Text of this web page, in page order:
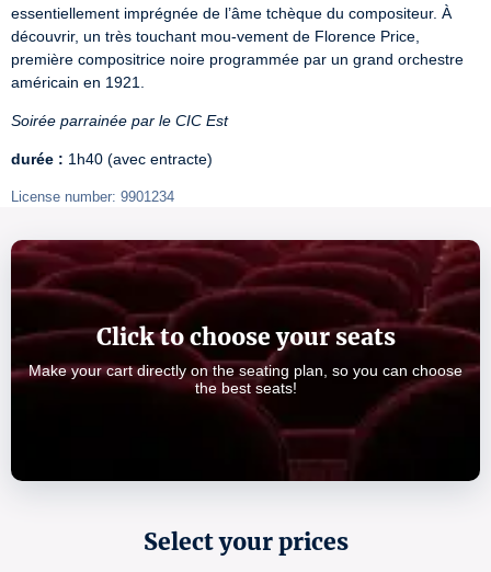
essentiellement imprégnée de l’âme tchèque du compositeur. À
découvrir, un très touchant mou-vement de Florence Price,
première compositrice noire programmée par un grand orchestre
américain en 1921.
Soirée parrainée par le CIC Est
durée : 1h40 (avec entracte)
License number: 9901234
Click to choose your seats
Make your cart directly on the seating plan, so you can choose
the best seats!
Select your prices